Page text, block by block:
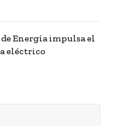
Energía impulsa el
eléctrico